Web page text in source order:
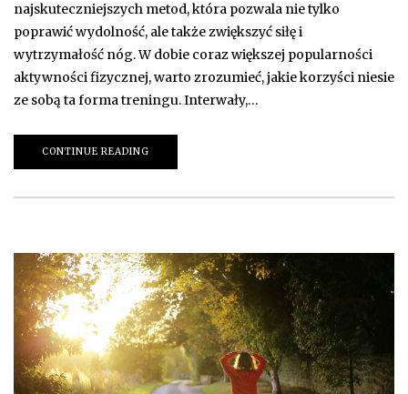
najskuteczniejszych metod, która pozwala nie tylko
poprawić wydolność, ale także zwiększyć siłę i
wytrzymałość nóg. W dobie coraz większej popularności
aktywności fizycznej, warto zrozumieć, jakie korzyści niesie
ze sobą ta forma treningu. Interwały,…
CONTINUE READING